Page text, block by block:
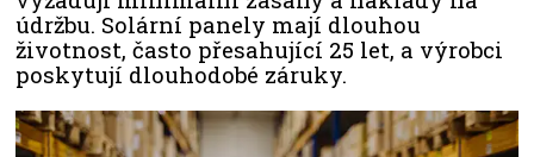
údržbu. Solární panely mají dlouhou
životnost, často přesahující 25 let, a výrobci
poskytují dlouhodobé záruky.